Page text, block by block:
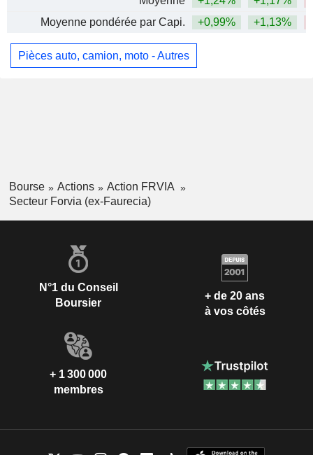
Moyenne pondérée par Capi.
+0,99% +1,13%
Pièces auto, camion, moto - Autres
Bourse Actions
Action FRVIA
Secteur Forvia (ex-Faurecia)
N°1 du Conseil
Boursier
+ de 20 ans
à vos côtés
+ 1 300 000
membres